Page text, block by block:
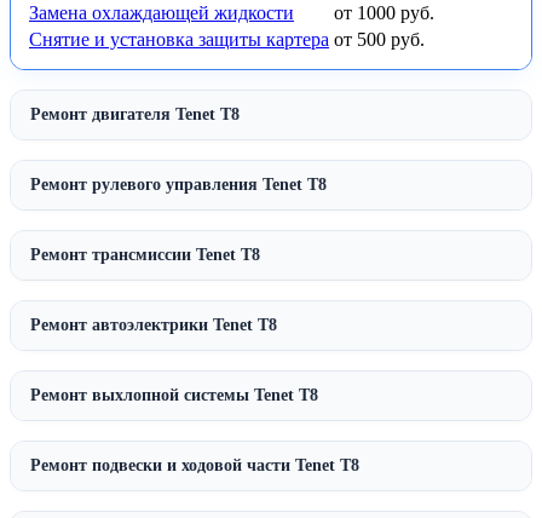
Замена охлаждающей жидкости
от 1000 руб.
Снятие и установка защиты картера от 500 руб.
Ремонт двигателя Tenet T8
Ремонт рулевого управления Tenet T8
Ремонт трансмиссии Tenet T8
Ремонт автоэлектрики Tenet T8
Ремонт выхлопной системы Tenet T8
Ремонт подвески и ходовой части Tenet T8